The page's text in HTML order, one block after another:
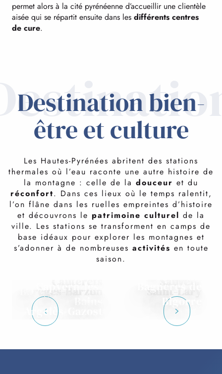
permet alors à la cité pyrénéenne d’accueillir une clientèle
aisée qui se répartit ensuite dans les différents centres
de cure.
Destination bien-
être et culture
Les Hautes-Pyrénées abritent des stations
thermales où l’eau raconte une autre histoire de
la montagne : celle de la douceur et du
réconfort. Dans ces lieux où le temps ralentit,
l’on flâne dans les ruelles empreintes d’histoire
et découvrons le patrimoine culturel de la
ville. Les stations se transforment en camps de
base idéaux pour explorer les montagnes et
s’adonner à de nombreuses activités en toute
saison.
Barèges-Barzun Saint-Lary
Capvern-les-
Bagnères de
Bigorre
Argelès-Gazost